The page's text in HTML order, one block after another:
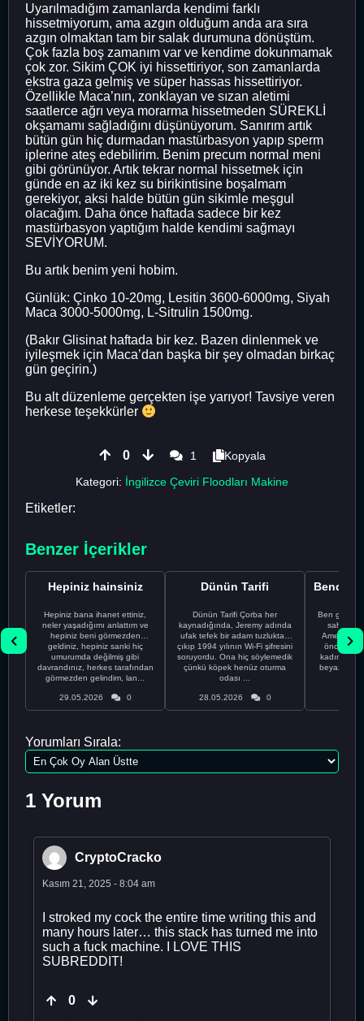
Uyarılmadığım zamanlarda kendimi farklı
hissetmiyorum, ama azgın olduğum anda ara sıra
azgın olmaktan tam bir salak durumuna dönüştüm.
Çok fazla boş zamanım var ve kendime dokunmamak
çok zor. Sikim ÇOK iyi hissettiriyor, son zamanlarda
ekstra gaza gelmiş ve süper hassas hissettiriyor.
Özellikle Maca’nın, zonklayan ve sızan aletimi
saatlerce ağrı veya morarma hissetmeden SÜREKLİ
okşamamı sağladığını düşünüyorum. Sanırım artık
bütün gün hiç durmadan mastürbasyon yapıp sperm
iplerine ateş edebilirim. Benim precum normal meni
gibi görünüyor. Artık tekrar normal hissetmek için
günde en az iki kez su birikintisine boşalmam
gerekiyor, aksi halde bütün gün sikimle meşgul
olacağım. Daha önce haftada sadece bir kez
mastürbasyon yaptığım halde kendimi sağmayı
SEVİYORUM.
Bu artık benim yeni hobim.
Günlük: Çinko 10-20mg, Lesitin 3600-6000mg, Siyah
Maca 3000-5000mg, L-Sitrulin 1500mg.
(Bakır Glisinat haftada bir kez. Bazen dinlenmek ve
iyileşmek için Maca’dan başka bir şey olmadan birkaç
gün geçirin.)
Bu alt düzenleme gerçekten işe yarıyor! Tavsiye veren
herkese teşekkürler
0 1
Kopyala
Kategori: İngilizce Çeviri Floodları Makine
Etiketler:
Benzer İçerikler
Hepiniz hainsiniz
Hepiniz bana ihanet ettiniz,
neler yaşadığımı anlattım ve
hepiniz beni görmezden
geldiniz, hepiniz sanki hiç
umurumda değilmiş gibi
davrandınız, herkes tarafından
görmezden gelindim, lan...
29.05.2026 0
Dünün Tarifi
Dünün Tarifi Çorba her
kaynadığında, Jeremy adında
ufak tefek bir adam tuzluktan
çıkıp 1994 yılının Wi-Fi şifresini
soruyordu. Ona hiç söylemedik
çünkü köpek henüz oturma
odası ...
28.05.2026 0
Ben gururlu
sahip
önce
kadınla
beyaz
Yorumları Sırala:
1 Yorum
CryptoCracko
Kasım 21, 2025 - 8:04 am
I stroked my cock the entire time writing this and
many hours later… this stack has turned me into
such a fuck machine. I LOVE THIS
SUBREDDIT!
0